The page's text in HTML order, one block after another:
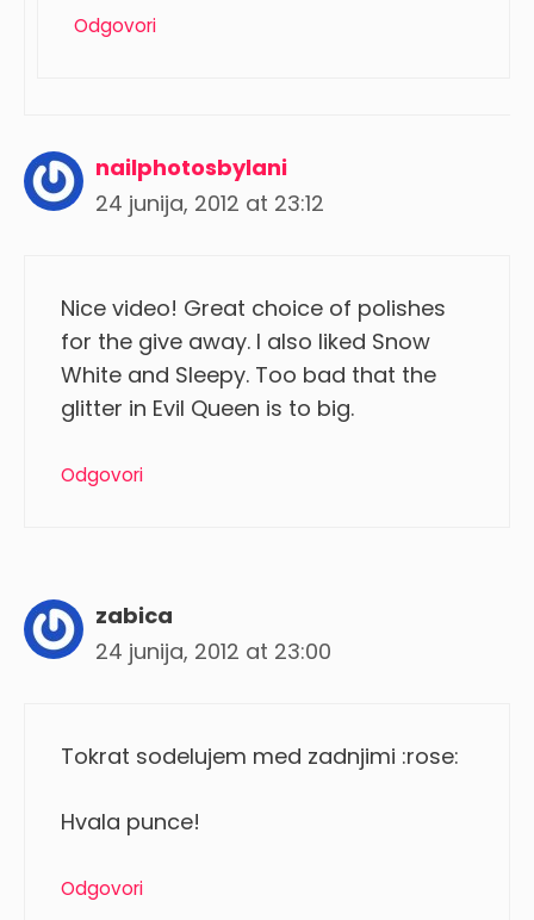
Odgovori
nailphotosbylani
24 junija, 2012 at 23:12
Nice video! Great choice of polishes
for the give away. I also liked Snow
White and Sleepy. Too bad that the
glitter in Evil Queen is to big.
Odgovori
zabica
24 junija, 2012 at 23:00
Tokrat sodelujem med zadnjimi :rose:
Hvala punce!
Odgovori